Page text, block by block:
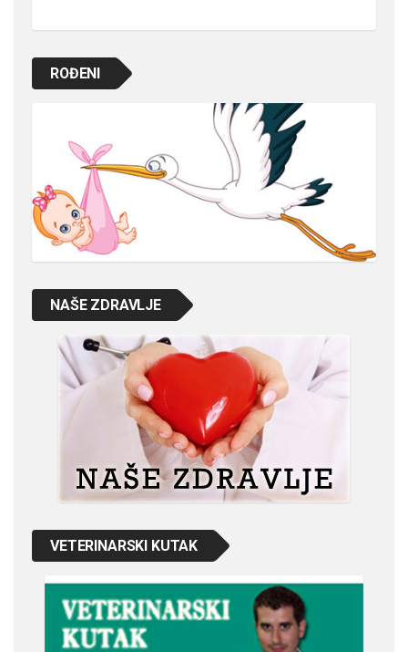
ROĐENI
NAŠE ZDRAVLJE
VETERINARSKI KUTAK